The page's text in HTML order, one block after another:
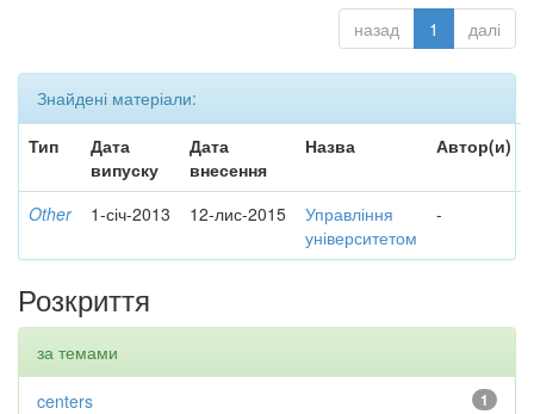
назад 1 далі
Знайдені матеріали:
Тип
Дата
випуску
Дата
внесення
Назва Автор(и)
Other 1-січ-2013 12-лис-2015
Управління
університетом
-
Розкриття
за темами
1
centers